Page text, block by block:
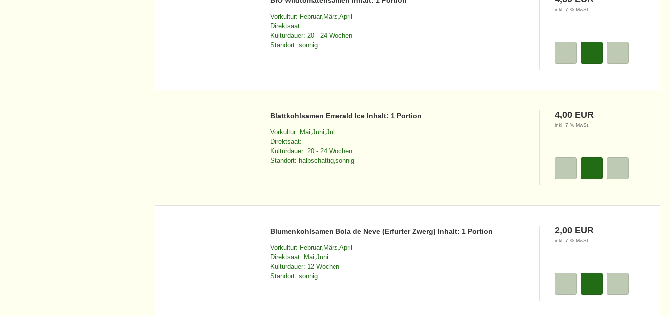
Vorkultur: Februar,März,April
Direktsaat:
Kulturdauer: 20 - 24 Wochen
Standort: sonnig
inkl. 7 % MwSt.
Blattkohlsamen Emerald Ice Inhalt: 1 Portion
Vorkultur: Mai,Juni,Juli
Direktsaat:
Kulturdauer: 20 - 24 Wochen
Standort: halbschattig,sonnig
4,00 EUR
inkl. 7 % MwSt.
Blumenkohlsamen Bola de Neve (Erfurter Zwerg) Inhalt: 1 Portion
Vorkultur: Februar,März,April
Direktsaat: Mai,Juni
Kulturdauer: 12 Wochen
Standort: sonnig
2,00 EUR
inkl. 7 % MwSt.